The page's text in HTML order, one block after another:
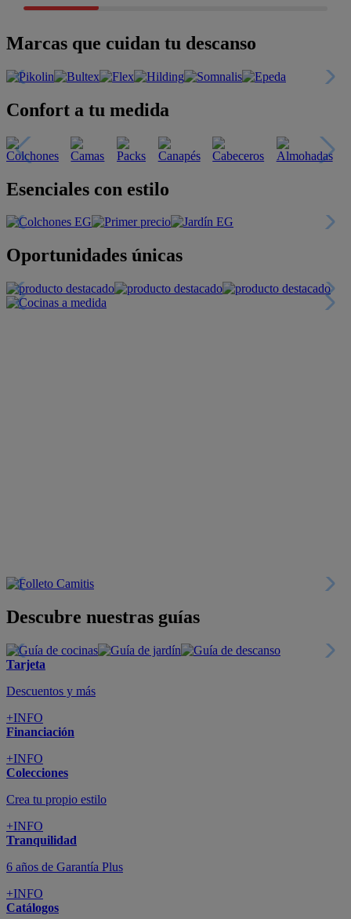
Marcas que cuidan tu descanso
Confort a tu medida
Esenciales con estilo
Oportunidades únicas
Descubre nuestras guías
Tarjeta
Descuentos y más
+INFO
Financiación
+INFO
Colecciones
Crea tu propio estilo
+INFO
Tranquilidad
6 años de Garantía Plus
+INFO
Catálogos